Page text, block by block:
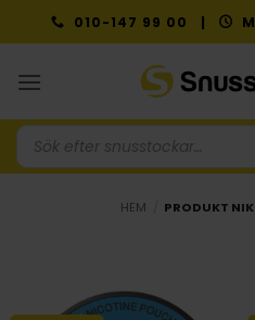
to
010-147 99 00 |
Produktsökning
HEM PRODUKT